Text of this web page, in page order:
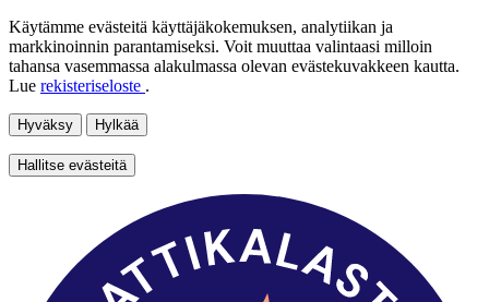
Käytämme evästeitä käyttäjäkokemuksen, analytiikan ja
markkinoinnin parantamiseksi. Voit muuttaa valintaasi milloin
tahansa vasemmassa alakulmassa olevan evästekuvakkeen kautta.
Lue rekisteriseloste .
Hyväksy Hylkää
Hallitse evästeitä